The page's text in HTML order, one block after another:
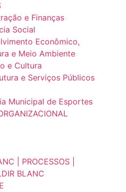
e Finanças
Social
Econômico,
e Meio Ambiente
e Cultura
e Serviços Públicos
Municipal de Esportes
| PROCESSOS |
BLANC